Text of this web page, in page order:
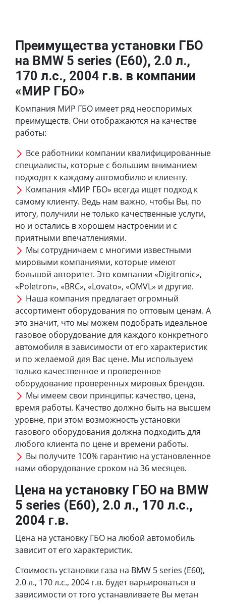
Преимущества установки ГБО
на BMW 5 series (E60), 2.0 л.,
170 л.с., 2004 г.в. в компании
«МИР ГБО»
Компания МИР ГБО имеет ряд неоспоримых
преимуществ. Они отображаются на качестве
работы:
Все работники компании квалифицированные
специалисты, которые с большим вниманием
подходят к каждому автомобилю и клиенту.
Компания «МИР ГБО» всегда ищет подход к
самому клиенту. Ведь нам важно, чтобы Вы, по
итогу, получили не только качественные услуги,
но и остались в хорошем настроении и с
приятными впечатлениями.
Мы сотрудничаем с многими известными
мировыми компаниями, которые имеют
большой авторитет. Это компании «Digitronic»,
«Poletron», «BRC», «Lovato», «OMVL» и другие.
Наша компания предлагает огромный
ассортимент оборудования по оптовым ценам. А
это значит, что мы можем подобрать идеальное
газовое оборудование для каждого конкретного
автомобиля в зависимости от его характеристик
и по желаемой для Вас цене. Мы используем
только качественное и проверенное
оборудование проверенных мировых брендов.
Мы имеем свои принципы: качество, цена,
время работы. Качество должно быть на высшем
уровне, при этом возможность установки
газового оборудования должна подходить для
любого клиента по цене и времени работы.
Вы получите 100% гарантию на установленное
нами оборудование сроком на 36 месяцев.
Цена на установку ГБО на BMW
5 series (E60), 2.0 л., 170 л.с.,
2004 г.в.
Цена на установку ГБО на любой автомобиль
зависит от его характеристик.
Стоимость установки газа на BMW 5 series (E60),
2.0 л., 170 л.с., 2004 г.в. будет варьироваться в
зависимости от того устанавливаете Вы метан